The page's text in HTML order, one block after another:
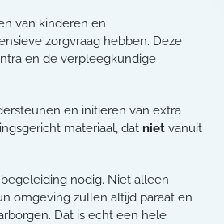
van kinderen en
zorgvraag hebben. Deze
en de verpleegkundige
en initiëren van extra
materiaal, dat niet vanuit
nodig. Niet alleen
omgeving zullen altijd paraat en
Dat is echt een hele